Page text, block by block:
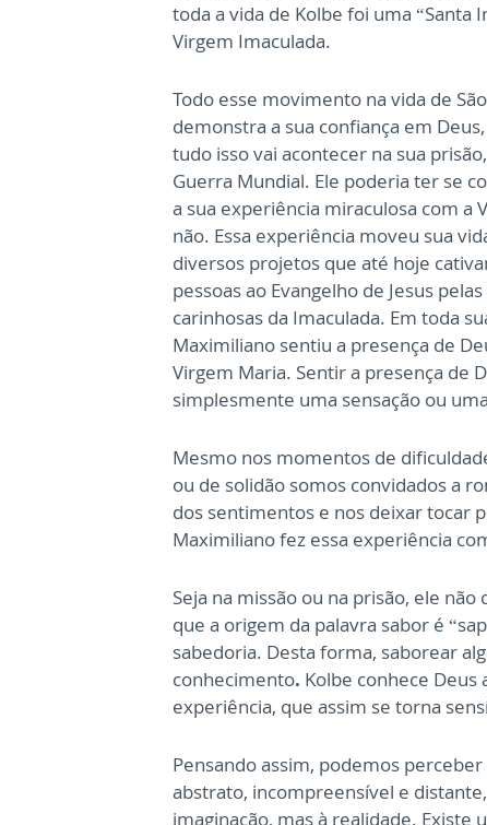
toda a vida de Kolbe foi uma “Santa
Virgem Imaculada.
Todo esse movimento na vida de
demonstra a sua confiança em
tudo isso vai acontecer na sua
Guerra Mundial. Ele poderia ter se
a sua experiência miraculosa com a
não. Essa experiência moveu sua
diversos projetos que até hoje
pessoas ao Evangelho de Jesus
carinhosas da Imaculada. Em toda
Maximiliano sentiu a presença de
Virgem Maria. Sentir a presença de
simplesmente uma sensação ou
Mesmo nos momentos de
ou de solidão somos convidados a
dos sentimentos e nos deixar tocar
Maximiliano fez essa experiência
Seja na missão ou na prisão, ele não
que a origem da palavra sabor é
sabedoria. Desta forma, saborear
conhecimento. Kolbe conhece Deus
experiência, que assim se torna
Pensando assim, podemos
abstrato, incompreensível e
imaginação, mas à realidade. Existe